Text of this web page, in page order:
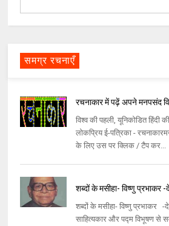
समग्र रचनाएँ
रचनाकार में पढ़ें अपने मनपसंद
विश्व की पहली, यूनिकोडित हिंदी
लोकप्रिय ई-पत्रिका -
के लिए उस पर क्लिक / टैप कर...
शब्दों के मसीहा- विष्णु प्रभाकर -
शब्दों के मसीहा- विष्णु प्रभाकर -
साहित्यकार और पद्म विभूषण से